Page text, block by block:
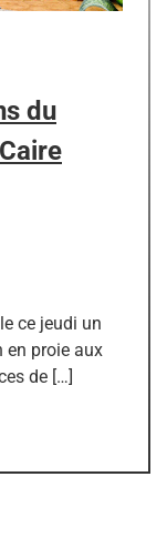
du
ce jeudi un
en proie aux
de […]